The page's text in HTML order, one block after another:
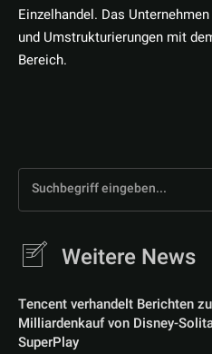
Einzelhandel. Das
und Umstrukturierungen mit
Bereich.
Suchbegriff eingeben...
Weitere News
Tencent verhandelt Berichten
Milliardenkauf von Disney-
SuperPlay